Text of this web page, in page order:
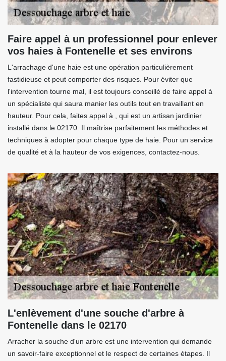
Faire appel à un professionnel pour enlever
vos haies à Fontenelle et ses environs
L'arrachage d'une haie est une opération particulièrement
fastidieuse et peut comporter des risques. Pour éviter que
l'intervention tourne mal, il est toujours conseillé de faire appel à
un spécialiste qui saura manier les outils tout en travaillant en
hauteur. Pour cela, faites appel à , qui est un artisan jardinier
installé dans le 02170. Il maîtrise parfaitement les méthodes et
techniques à adopter pour chaque type de haie. Pour un service
de qualité et à la hauteur de vos exigences, contactez-nous.
L'enlèvement d'une souche d'arbre à
Fontenelle dans le 02170
Arracher la souche d'un arbre est une intervention qui demande
un savoir-faire exceptionnel et le respect de certaines étapes. Il